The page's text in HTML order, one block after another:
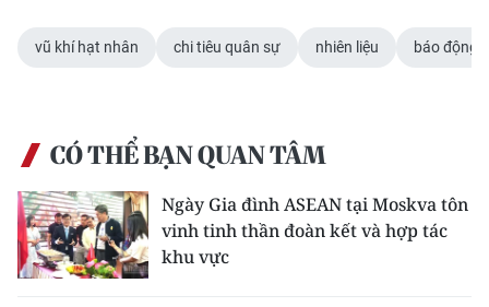
VỀ BÁO NHÂN DÂN
NHÂN DÂN CUỐI TUẦN
NHÂN DÂN HẰNG THÁNG
MUA BÁO
vũ khí hạt nhân chi tiêu quân sự nhiên liệu báo động
CÓ THỂ BẠN QUAN TÂM
Ngày Gia đình ASEAN tại Moskva tôn
vinh tinh thần đoàn kết và hợp tác
khu vực